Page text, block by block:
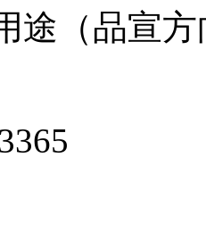
途（品宣